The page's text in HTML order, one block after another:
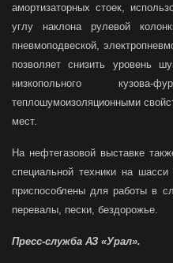
амортизаторных стоек,
углу наклона рулевой
пневмоподвеской,
позволяет снизить уровень
низкопольного
теплошумоизоляционными
мест.
На нефтегазовой выставке
специальной техники на
приспособлены для работы в
перевалы, пески, бездорожье.
Пресс-служба АЗ «Урал».